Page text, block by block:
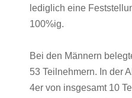
lediglich eine
100%ig.
Bei den Männern
53 Teilnehmern. In der
4er von insgesamt 10